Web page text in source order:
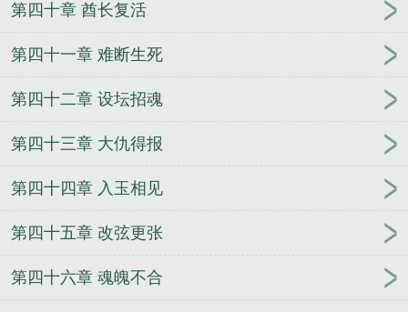
第四十章 酋长复活
第四十一章 难断生死
第四十二章 设坛招魂
第四十三章 大仇得报
第四十四章 入玉相见
第四十五章 改弦更张
第四十六章 魂魄不合